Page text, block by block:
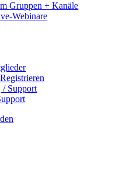
Gruppen + Kanäle
Webinare
/ Support